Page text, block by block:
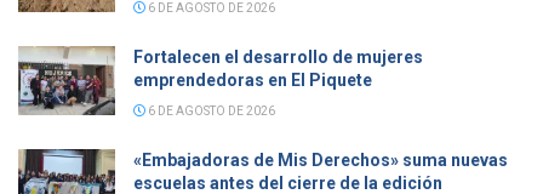
6 DE AGOSTO DE 2026
Fortalecen el desarrollo de mujeres
emprendedoras en El Piquete
6 DE AGOSTO DE 2026
«Embajadoras de Mis Derechos» suma nuevas
escuelas antes del cierre de la edición